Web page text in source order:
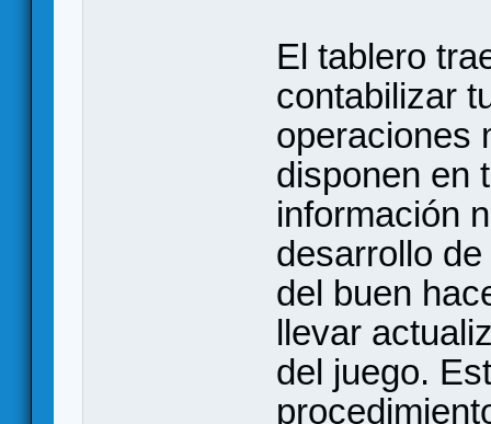
El tablero
contabilizar
operaciones
disponen en
información
desarrollo
del buen
llevar
del juego.